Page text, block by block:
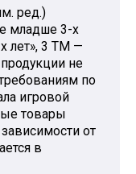
ред.)
младше 3-х
х лет», 3 ТМ —
не
по
игровой
товары
от
в